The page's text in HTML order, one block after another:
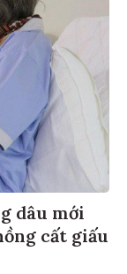
dâu mới
cất giấu